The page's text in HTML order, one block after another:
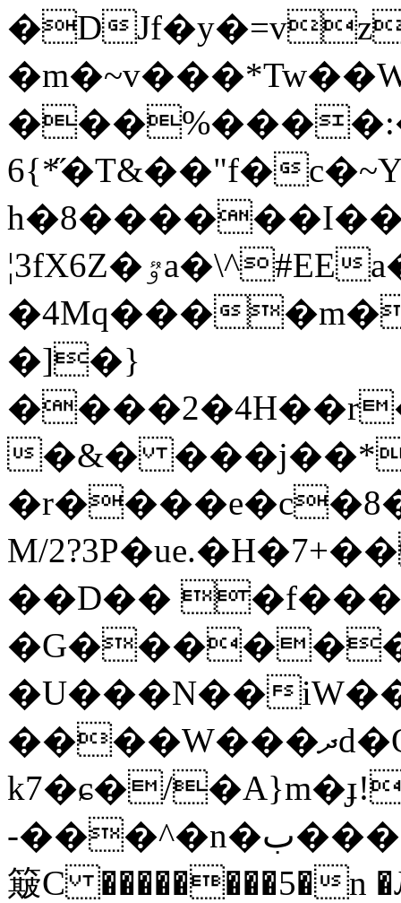
�D
6{*̋�T&��"f�
h
¦3fX6Z�ٷa�\^#EEa�H@3�T��u��G�i`}
�4Mq���
�]�}
�&�
M/
��D��
�U���N��
����W���ދd�O�JI�o��+�<�G��x�l��ގ�n�پ�9�
k7�ɕ�/
-���^�n�ب�������U�8>Q9��{�$uz��d�<���v.ڻ��Z�n���o
簸C ��������5�n